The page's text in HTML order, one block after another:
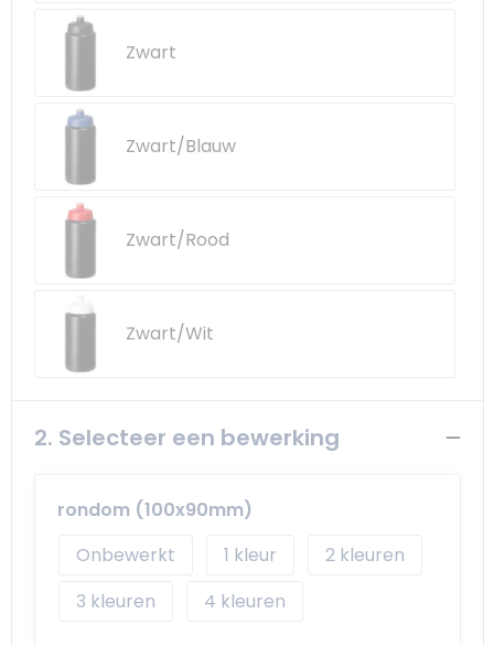
Zwart
Zwart/Blauw
Zwart/Rood
Zwart/Wit
2. Selecteer een bewerking
rondom (100x90mm)
Onbewerkt
1
2
3
4